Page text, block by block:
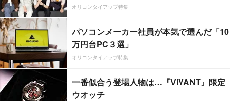
オリコンタイアップ特集
パソコンメーカー社員が本気で選んだ「10
万円台PC３選」
オリコンタイアップ特集
一番似合う登場人物は…『VIVANT』限定
ウオッチ